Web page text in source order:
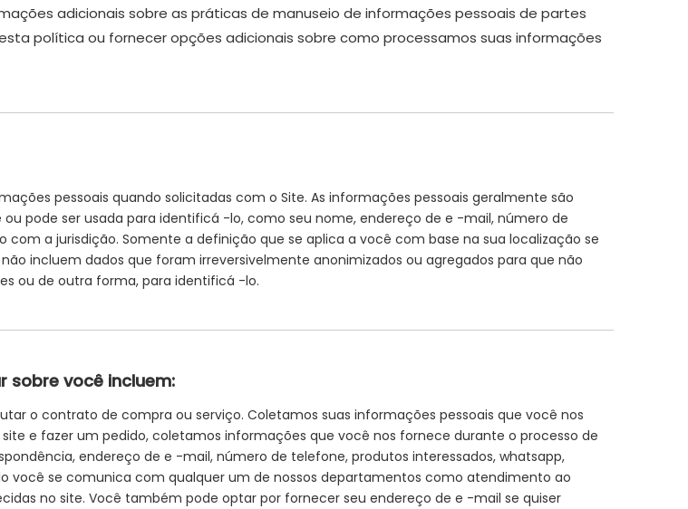
adicionais sobre as práticas de manuseio de informações pessoais de partes
política ou fornecer opções adicionais sobre como processamos suas informações
pessoais quando solicitadas com o Site. As informações pessoais geralmente são
pode ser usada para identificá -lo, como seu nome, endereço de e -mail, número de
a jurisdição. Somente a definição que se aplica a você com base na sua localização se
incluem dados que foram irreversivelmente anonimizados ou agregados para que não
ou de outra forma, para identificá -lo.
sobre você incluem:
o contrato de compra ou serviço. Coletamos suas informações pessoais que você nos
e fazer um pedido, coletamos informações que você nos fornece durante o processo de
endereço de e -mail, número de telefone, produtos interessados, whatsapp,
você se comunica com qualquer um de nossos departamentos como atendimento ao
no site. Você também pode optar por fornecer seu endereço de e -mail se quiser